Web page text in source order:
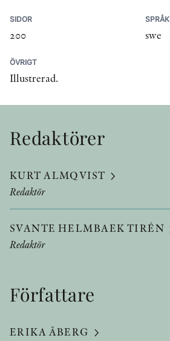
SIDOR
200
SPRÅK
swe
ÖVRIGT
Illustrerad.
Redaktörer
KURT ALMQVIST
Redaktör
SVANTE HELMBAEK TIRÉN
Redaktör
Författare
ERIKA ÅBERG